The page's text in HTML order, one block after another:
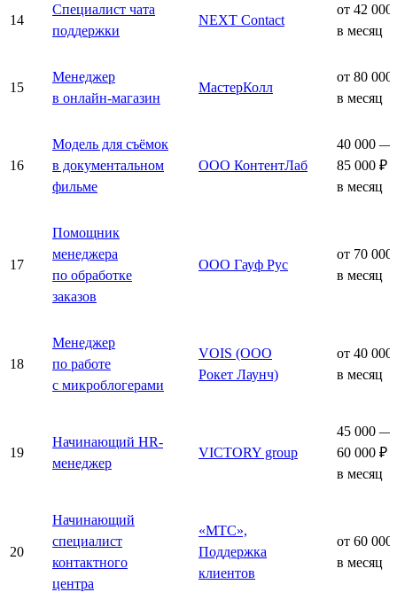
14
Специалист чата
поддержки
NEXT Contact
от 42 000
в месяц
15
Менеджер
в онлайн-магазин
МастерКолл
от 80 000
в месяц
16
Модель для съёмок
в документальном
фильме
ООО КонтентЛаб
40 000 —
85 000 ₽
в месяц
17
Помощник
менеджера
по обработке
заказов
ООО Гауф Рус
от 70 000
в месяц
18
Менеджер
по работе
с микроблогерами
VOIS (ООО
Рокет Лаунч)
от 40 000
в месяц
19
Начинающий HR-
менеджер
VICTORY group
45 000 —
60 000 ₽
в месяц
20
Начинающий
специалист
контактного
центра
«МТС»,
Поддержка
клиентов
от 60 000
в месяц